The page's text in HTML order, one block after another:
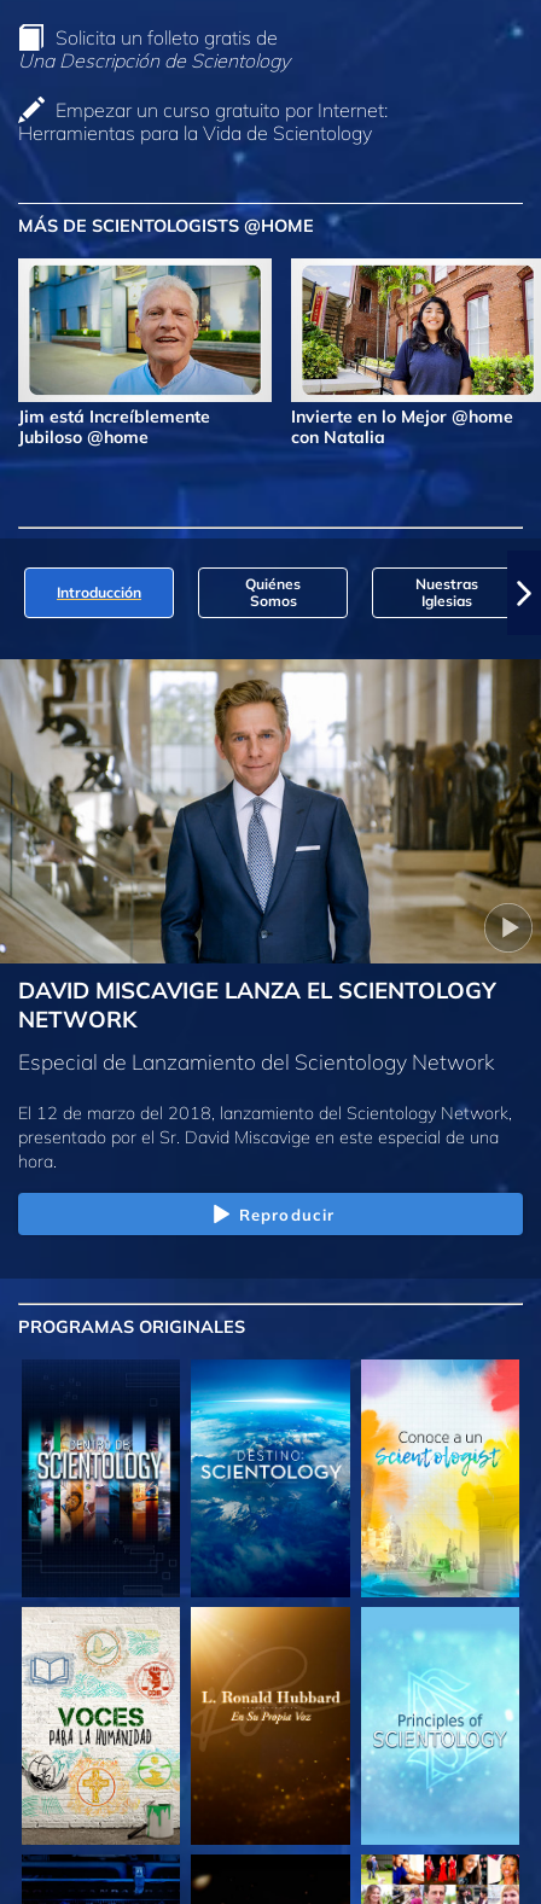
Solicita un folleto gratis de
Una Descripción de Scientology
Empezar un curso gratuito por Internet:
Herramientas para la Vida de Scientology
MÁS DE SCIENTOLOGISTS @HOME
Jim está Increíblemente
Jubiloso @home
Invierte en lo Mejor @home
con Natalia
Introducción
Quiénes
Somos
Nuestras
Iglesias
DAVID MISCAVIGE LANZA EL SCIENTOLOGY
NETWORK
Especial de Lanzamiento del Scientology Network
El 12 de marzo del 2018, lanzamiento del Scientology Network,
presentado por el Sr. David Miscavige en este especial de una
hora.
Reproducir
PROGRAMAS ORIGINALES
EXPLORA LAS
SERIES
EXPLORA LAS
SERIES
EXPLORA LAS
SERIES